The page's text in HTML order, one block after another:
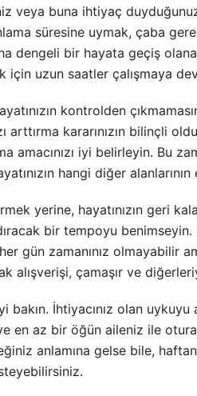
veya buna ihtiyaç
süresine uymak, çaba
dengeli bir hayata geçiş
için uzun saatler çalışmaya
kontrolden
arttırma kararınızın bilinçli
amacınızı iyi belirleyin. Bu
hangi diğer
yerine, hayatınızın geri
bir tempoyu
gün zamanınız olmayabilir
alışverişi, çamaşır ve
bakın. İhtiyacınız olan
ve en az bir öğün aileniz ile
anlamına gelse bile,